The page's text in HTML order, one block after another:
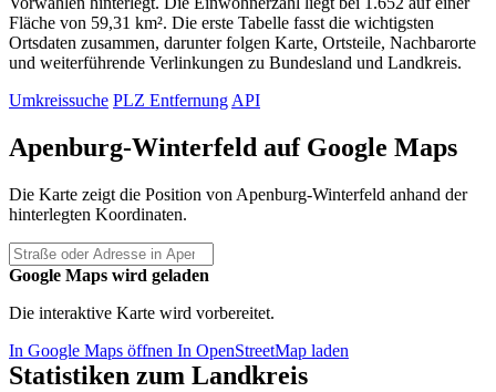
Fläche von 59,31 km². Die erste Tabelle fasst die wichtigsten
Ortsdaten zusammen, darunter folgen Karte, Ortsteile, Nachbarorte
und weiterführende Verlinkungen zu Bundesland und Landkreis.
Umkreissuche PLZ EntfernungAPI
Apenburg-Winterfeld auf Google Maps
Die Karte zeigt die Position von Apenburg-Winterfeld anhand der
hinterlegten Koordinaten.
Google Maps wird geladen
Die interaktive Karte wird vorbereitet.
In Google Maps öffnen In OpenStreetMap laden
Statistiken zum Landkreis